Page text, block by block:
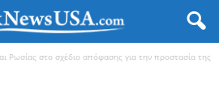
Ρωσίας στο σχέδιο απόφασης για την προστασία της